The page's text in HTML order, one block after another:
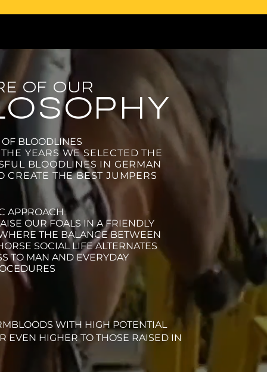
OF OUR
BLOODLINES
YEARS WE SELECTED THE
BLOODLINES IN GERMAN
CREATE THE BEST JUMPERS
APPROACH
OUR FOALS IN A FRIENDLY
THE BALANCE BETWEEN
SOCIAL LIFE ALTERNATES
TO MAN AND EVERYDAY
WITH HIGH POTENTIAL
EVEN HIGHER TO THOSE RAISED IN